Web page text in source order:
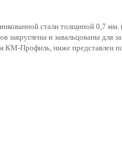
стали толщиной 0,7
закруглены и завальцованы для
КМ-Профиль, ниже представлен